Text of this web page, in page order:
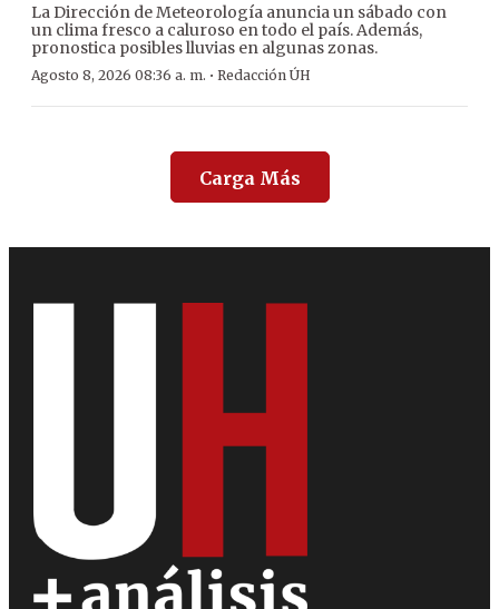
La Dirección de Meteorología anuncia un sábado con
un clima fresco a caluroso en todo el país. Además,
pronostica posibles lluvias en algunas zonas.
Agosto 8, 2026 08:36 a. m. · Redacción ÚH
Carga Más